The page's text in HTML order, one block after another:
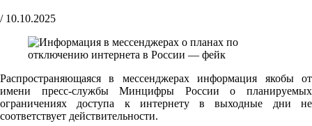
/ 10.10.2025
Распространяющаяся в мессенджерах информация якобы от
имени пресс-службы Минцифры России о планируемых
ограничениях доступа к интернету в выходные дни не
соответствует действительности.